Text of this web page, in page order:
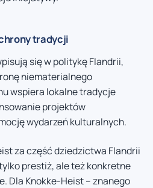
tradycji
się w politykę Flandrii,
niematerialnego
wspiera lokalne tradycje
projektów
wydarzeń kulturalnych.
za część dziedzictwa Flandrii
prestiż, ale też konkretne
Dla Knokke-Heist – znanego